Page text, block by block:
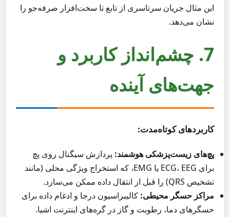
این مثال جریان سرتاسری از تابع تا سخت‌افزار صرفه‌جو را
نشان می‌دهد.
7. چشم‌انداز کاربرد و
جهت‌های آینده
کاربردهای کوتاه‌مدت:
پچ‌های زیست‌پزشکی هوشمند: پردازش سیگنال روی پچ
برای ECG، EEG یا EMG، که استخراج ویژگی محلی (مانند
تشخیص QRS) را قبل از انتقال داده ممکن می‌سازد.
مراکز حسگر محیطی: کالیبراسیون درجا و ادغام داده برای
حسگرهای دما، رطوبت و گاز در گره‌های اینترنت اشیا.